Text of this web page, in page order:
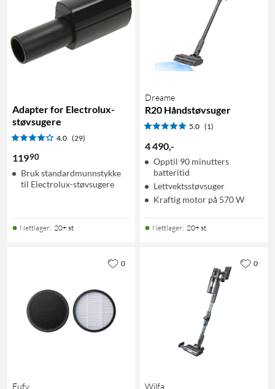
Adapter for Electrolux-
støvsugere
4.0 (29)
11990
Bruk standardmunnstykke
til Electrolux-støvsugere
Nettlager: 20+ st
Dreame
R20 Håndstøvsuger
5.0 (1)
4 490,-
Opptil 90 minutters
batteritid
Lettvektsstøvsuger
Kraftig motor på 570 W
Nettlager: 20+ st
Eufy
0
Wilfa
0